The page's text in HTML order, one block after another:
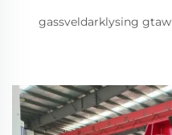
gassveldarklysing gtaw